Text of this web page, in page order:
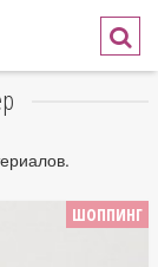
ШОППИНГ